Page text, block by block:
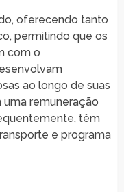
oferecendo tanto
permitindo que os
com o
ao longo de suas
uma remuneração
têm
e programa